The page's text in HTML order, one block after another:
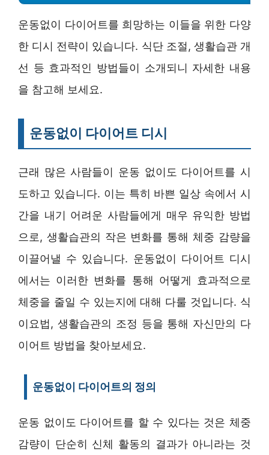
운동없이 다이어트를 희망하는 이들을 위한 다양
한 디시 전략이 있습니다. 식단 조절, 생활습관 개
선 등 효과적인 방법들이 소개되니 자세한 내용
을 참고해 보세요.
운동없이 다이어트 디시
근래 많은 사람들이 운동 없이도 다이어트를 시
도하고 있습니다. 이는 특히 바쁜 일상 속에서 시
간을 내기 어려운 사람들에게 매우 유익한 방법
으로, 생활습관의 작은 변화를 통해 체중 감량을
이끌어낼 수 있습니다. 운동없이 다이어트 디시
에서는 이러한 변화를 통해 어떻게 효과적으로
체중을 줄일 수 있는지에 대해 다룰 것입니다. 식
이요법, 생활습관의 조정 등을 통해 자신만의 다
이어트 방법을 찾아보세요.
운동없이 다이어트의 정의
운동 없이도 다이어트를 할 수 있다는 것은 체중
감량이 단순히 신체 활동의 결과가 아니라는 것